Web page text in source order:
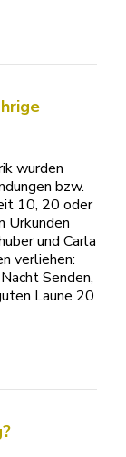
wurden
bzw.
10, 20 oder
Urkunden
und Carla
verliehen:
Senden,
Laune 20